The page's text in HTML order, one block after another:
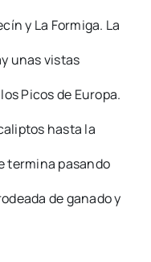
y La Formiga. La
unas vistas
Picos de Europa.
hasta la
termina pasando
de ganado y